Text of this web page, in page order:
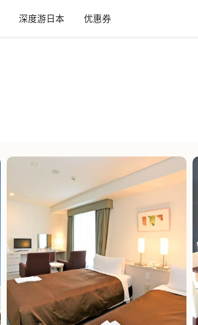
深度游日本 优惠券